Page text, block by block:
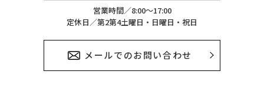
営業時間／8:00～17:00
定休日／第2第4土曜日・日曜日・祝日
メールでのお問い合わせ